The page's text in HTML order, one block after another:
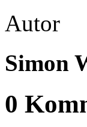
Autor
Simon
0